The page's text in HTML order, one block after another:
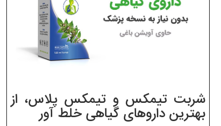
شربت تیمکس و تیمکس پلاس، از
بهترین داروهای گیاهی خلط آور